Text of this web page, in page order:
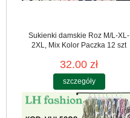
Sukienki damskie Roz M/L-XL-
2XL, Mix Kolor Paczka 12 szt
32.00 zł
szczegóły